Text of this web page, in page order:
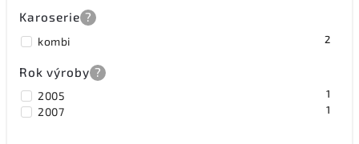
Karoserie ?
kombi 2
Rok výroby ?
2005 1
2007 1